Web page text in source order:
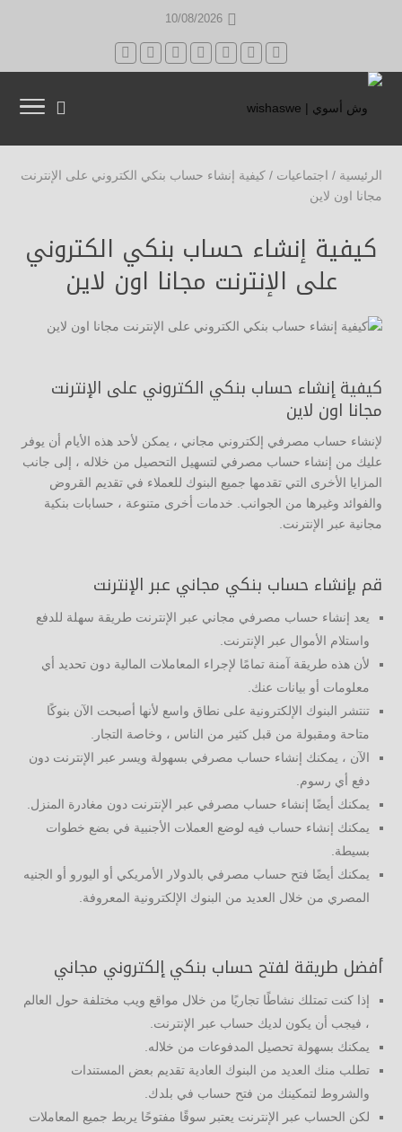
10/08/2026
الرئيسية / اجتماعيات / كيفية إنشاء حساب بنكي الكتروني على الإنترنت
مجانا اون لاين
كيفية إنشاء حساب بنكي الكتروني
على الإنترنت مجانا اون لاين
كيفية إنشاء حساب بنكي الكتروني على الإنترنت
مجانا اون لاين
لإنشاء حساب مصرفي إلكتروني مجاني ، يمكن لأحد هذه الأيام أن يوفر
عليك من إنشاء حساب مصرفي لتسهيل التحصيل من خلاله ، إلى جانب
المزايا الأخرى التي تقدمها جميع البنوك للعملاء في تقديم القروض
والفوائد وغيرها من الجوانب. خدمات أخرى متنوعة ، حسابات بنكية
مجانية عبر الإنترنت.
قم بإنشاء حساب بنكي مجاني عبر الإنترنت
يعد إنشاء حساب مصرفي مجاني عبر الإنترنت طريقة سهلة للدفع
واستلام الأموال عبر الإنترنت.
لأن هذه طريقة آمنة تمامًا لإجراء المعاملات المالية دون تحديد أي
معلومات أو بيانات عنك.
تنتشر البنوك الإلكترونية على نطاق واسع لأنها أصبحت الآن بنوكًا
متاحة ومقبولة من قبل كثير من الناس ، وخاصة التجار.
الآن ، يمكنك إنشاء حساب مصرفي بسهولة ويسر عبر الإنترنت دون
دفع أي رسوم.
يمكنك أيضًا إنشاء حساب مصرفي عبر الإنترنت دون مغادرة المنزل.
يمكنك إنشاء حساب فيه لوضع العملات الأجنبية في بضع خطوات
بسيطة.
يمكنك أيضًا فتح حساب مصرفي بالدولار الأمريكي أو اليورو أو الجنيه
المصري من خلال العديد من البنوك الإلكترونية المعروفة.
أفضل طريقة لفتح حساب بنكي إلكتروني مجاني
إذا كنت تمتلك نشاطًا تجاريًا من خلال مواقع ويب مختلفة حول العالم
، فيجب أن يكون لديك حساب عبر الإنترنت.
يمكنك بسهولة تحصيل المدفوعات من خلاله.
تطلب منك العديد من البنوك العادية تقديم بعض المستندات
والشروط لتمكينك من فتح حساب في بلدك.
لكن الحساب عبر الإنترنت يعتبر سوقًا مفتوحًا يربط جميع المعاملات